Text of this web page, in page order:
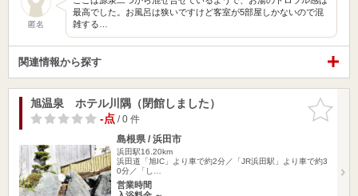
匿名
最高でした。お風呂は狭いですけど客室が5部屋しかないので混
雑する…
関連情報から探す
お気に入
りに追加
旭温泉 ホテル川隅（閉館しました）
-点/ 0 件
島根県 / 浜田市
浜田駅16.20km
浜田道「旭IC」より車で約2分／「JR浜田駅」より車で約3
0分／「し…
営業時間